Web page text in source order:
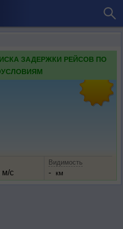
ЗАДЕРЖКИ РЕЙСОВ ПО
м/с
Видимость
- км